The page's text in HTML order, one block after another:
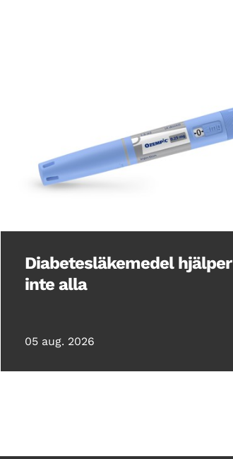
Diabetesläkemedel hjälper
inte alla
05 aug. 2026